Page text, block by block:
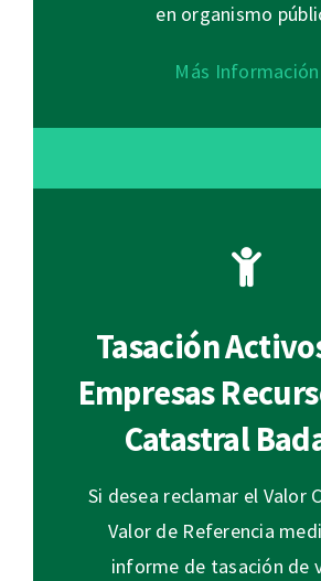
en organismo
Más Información
Tasación
Empresas
Catastral
Si desea reclamar el Valor
Valor de Referencia
informe de tasación de